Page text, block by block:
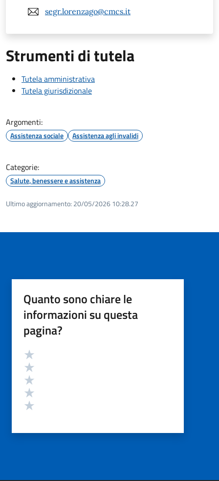
segr.lorenzago@cmcs.it
Strumenti di tutela
Tutela amministrativa
Tutela giurisdizionale
Argomenti:
Assistenza sociale Assistenza agli invalidi
Categorie:
Salute, benessere e assistenza
Ultimo aggiornamento: 20/05/2026 10:28.27
Quanto sono chiare le
informazioni su questa
pagina?
Valutazione